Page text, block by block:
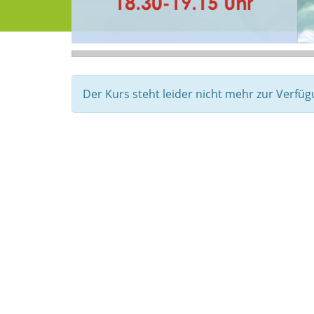
Der Kurs steht leider nicht mehr zur